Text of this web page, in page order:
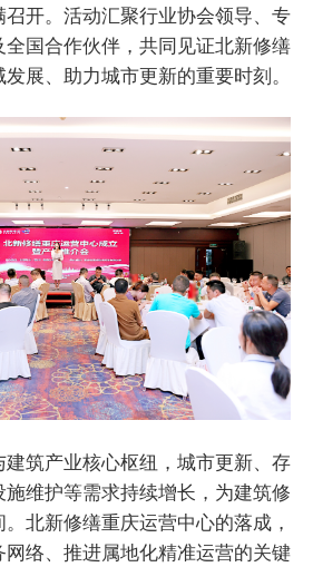
开。活动汇聚行业协会领导、专
国合作伙伴，共同见证北新修缮
展、助力城市更新的重要时刻。
筑产业核心枢纽，城市更新、存
维护等需求持续增长，为建筑修
北新修缮重庆运营中心的落成，
络、推进属地化精准运营的关键